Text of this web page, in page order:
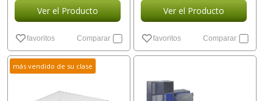
Ver el Producto
favoritos Comparar
Ver el Producto
favoritos Comparar
más vendido de su clase